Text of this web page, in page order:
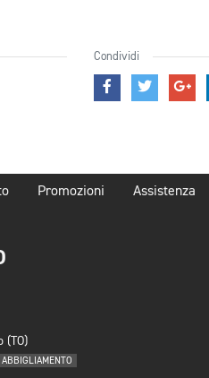
Condividi
Promozioni Assistenza
(TO)
ABBIGLIAMENTO